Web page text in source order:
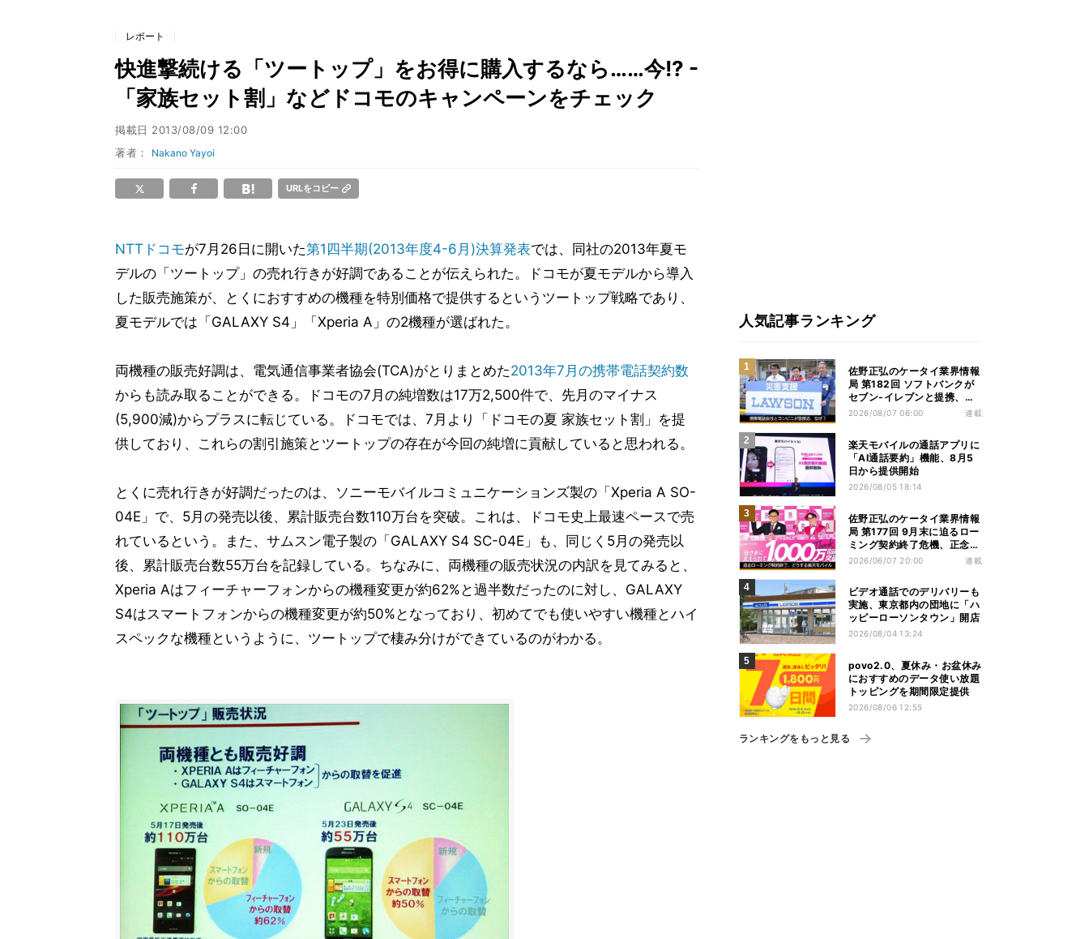
レポート
快進撃続ける「ツートップ」をお得に購入するなら……今!? -
「家族セット割」などドコモのキャンペーンをチェック
掲載日 2013/08/09 12:00
著者： Nakano Yayoi
URLをコピー
NTTドコモが7月26日に開いた第1四半期(2013年度4-6月)決算発表では、同社の2013年夏モ
デルの「ツートップ」の売れ行きが好調であることが伝えられた。ドコモが夏モデルから導入
した販売施策が、とくにおすすめの機種を特別価格で提供するというツートップ戦略であり、
夏モデルでは「GALAXY S4」「Xperia A」の2機種が選ばれた。
両機種の販売好調は、電気通信事業者協会(TCA)がとりまとめた2013年7月の携帯電話契約数
からも読み取ることができる。ドコモの7月の純増数は17万2,500件で、先月のマイナス
(5,900減)からプラスに転じている。ドコモでは、7月より「ドコモの夏 家族セット割」を提
供しており、これらの割引施策とツートップの存在が今回の純増に貢献していると思われる。
とくに売れ行きが好調だったのは、ソニーモバイルコミュニケーションズ製の「Xperia A SO-
04E」で、5月の発売以後、累計販売台数110万台を突破。これは、ドコモ史上最速ペースで売
れているという。また、サムスン電子製の「GALAXY S4 SC-04E」も、同じく5月の発売以
後、累計販売台数55万台を記録している。ちなみに、両機種の販売状況の内訳を見てみると、
Xperia Aはフィーチャーフォンからの機種変更が約62%と過半数だったのに対し、GALAXY
S4はスマートフォンからの機種変更が約50%となっており、初めてでも使いやすい機種とハイ
スペックな機種というように、ツートップで棲み分けができているのがわかる。
人気記事ランキング
佐野正弘のケータイ業界情報
局 第182回 ソフトバンクが
セブン-イレブンと提携、携
帯電話会社とコンビニが急接
2026/08/07 06:00 連載
楽天モバイルの通話アプリに
「AI通話要約」機能、8月5
日から提供開始
2026/08/05 18:14
佐野正弘のケータイ業界情報
局 第177回 9月末に迫るロー
ミング契約終了危機、正念場
を迎える楽天モバイルはどう
2026/06/07 20:00 連載
ビデオ通話でのデリバリーも
実施、東京都内の団地に「ハ
ッピーローソンタウン」開店
2026/08/04 13:24
povo2.0、夏休み・お盆休み
におすすめのデータ使い放題
トッピングを期間限定提供
2026/08/06 12:55
ランキングをもっと見る